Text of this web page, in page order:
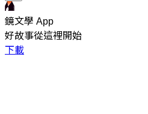
鏡文學 App
好故事從這裡開始
下載